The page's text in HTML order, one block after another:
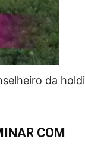
da
COM